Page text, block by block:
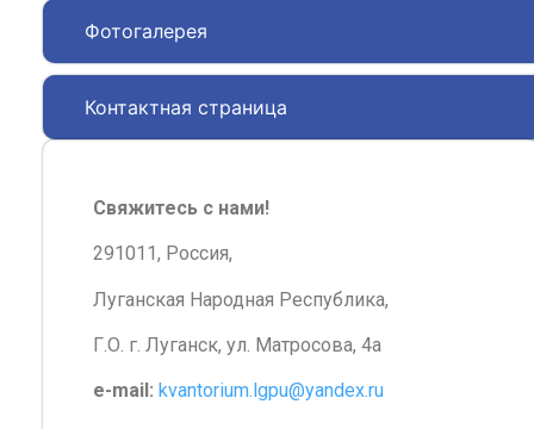
Фотогалерея
Контактная страница
Свяжитесь с нами!
291011, Россия,
Луганская Народная Республика,
Г.О. г. Луганск, ул. Матросова, 4а
e-mail: kvantorium.lgpu@yandex.ru